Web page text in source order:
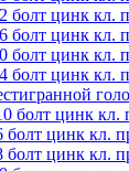
болт цинк кл.
болт цинк кл.
болт цинк кл.
болт цинк кл.
болт цинк кл.
цинк кл.
цинк кл.